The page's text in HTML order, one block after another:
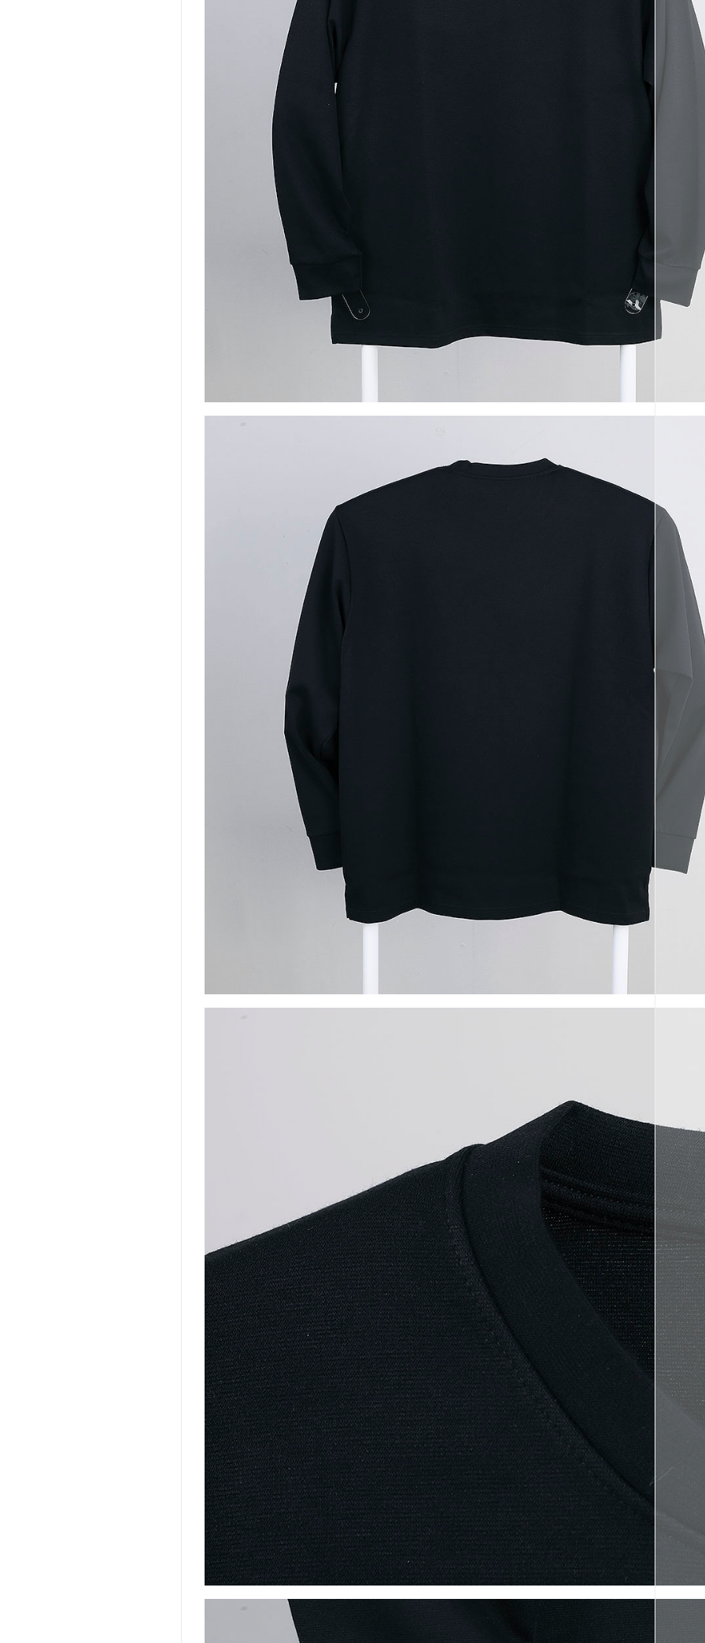
코 라이프